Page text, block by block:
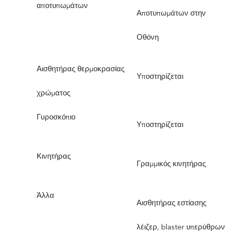
αποτυπωμάτων
Αποτυπωμάτων στην
Οθόνη
Αισθητήρας θερμοκρασίας
χρώματος
Υποστηρίζεται
Γυροσκόπιο
Υποστηρίζεται
Κινητήρας
Γραμμικός κινητήρας
Άλλα
Αισθητήρας εστίασης
λέιζερ, blaster υπερύθρων